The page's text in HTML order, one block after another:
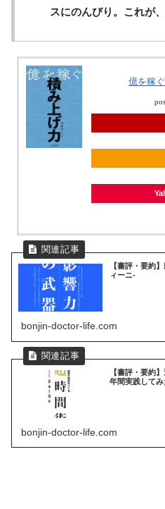
スにのんびり。これが、
億を稼
【書評・要約
ィーニ-
bonjin-doctor-life.com
【書評・要約
年間実践してみ
bonjin-doctor-life.com